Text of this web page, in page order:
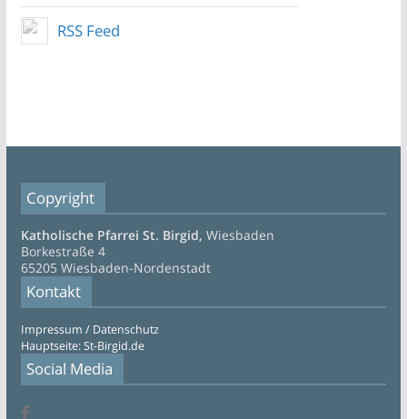
RSS Feed
Copyright
Katholische Pfarrei St. Birgid, Wiesbaden
Borkestraße 4
65205 Wiesbaden-Nordenstadt
Kontakt
Impressum / Datenschutz
Hauptseite: St-Birgid.de
Social Media